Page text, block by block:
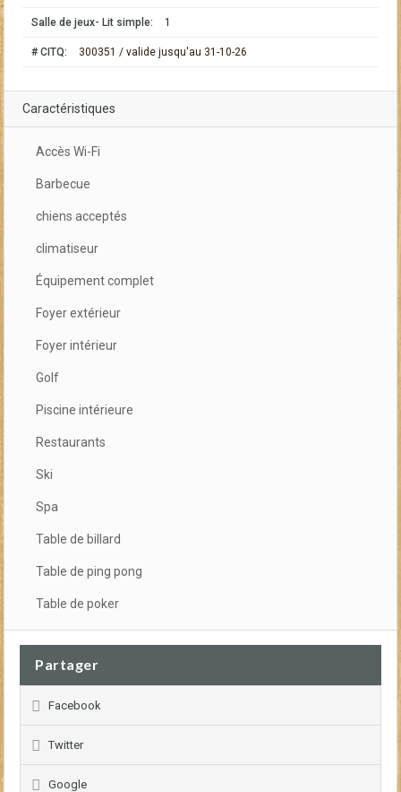
Salle de jeux- Lit simple: 1
# CITQ: 300351 / valide jusqu'au 31-10-26
Caractéristiques
Accès Wi-Fi
Barbecue
chiens acceptés
climatiseur
Équipement complet
Foyer extérieur
Foyer intérieur
Golf
Piscine intérieure
Restaurants
Ski
Spa
Table de billard
Table de ping pong
Table de poker
Partager
Facebook
Twitter
Google